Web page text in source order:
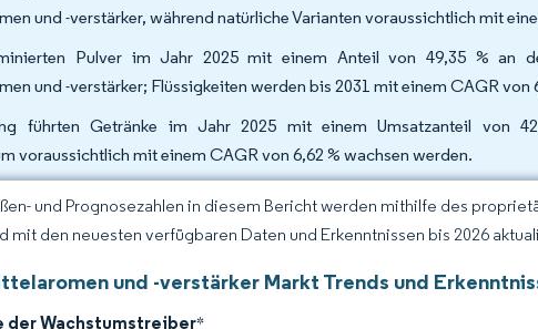
und -verstärker, während natürliche Varianten voraussichtlich mit
Pulver im Jahr 2025 mit einem Anteil von 49,35 % an
und -verstärker; Flüssigkeiten werden bis 2031 mit einem CAGR von
führten Getränke im Jahr 2025 mit einem Umsatzanteil von
voraussichtlich mit einem CAGR von 6,62 % wachsen werden.
und Prognosezahlen in diesem Bericht werden mithilfe des
mit den neuesten verfügbaren Daten und Erkenntnissen bis 2026
und -verstärker Markt Trends und
der Wachstumstreiber*